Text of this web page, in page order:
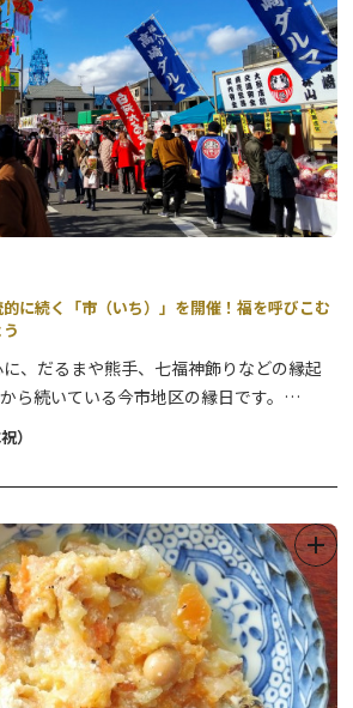
弓を取ります。
かれた的を射抜き、厄を払うという「弓取
ら地域に伝わる大切な伝統行事です。
に続く「市（いち）」を開催！福を呼びこむ
、だるまや熊手、七福神飾りなどの縁起
ら続いている今市地区の縁日です。
日の祝日に開催され、縁起物のお店の他
す！
）